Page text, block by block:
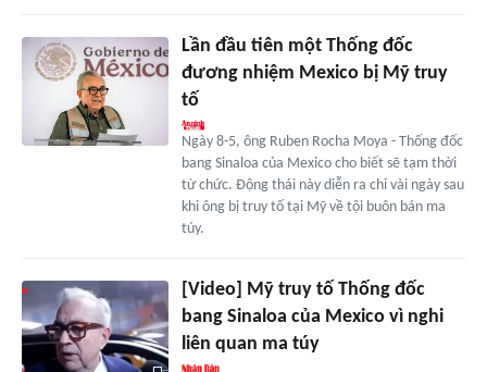
Lần đầu tiên một Thống đốc
đương nhiệm Mexico bị Mỹ truy
tố
Ngày 8-5, ông Ruben Rocha Moya - Thống đốc
bang Sinaloa của Mexico cho biết sẽ tạm thời
từ chức. Động thái này diễn ra chỉ vài ngày sau
khi ông bị truy tố tại Mỹ về tội buôn bán ma
túy.
[Video] Mỹ truy tố Thống đốc
bang Sinaloa của Mexico vì nghi
liên quan ma túy